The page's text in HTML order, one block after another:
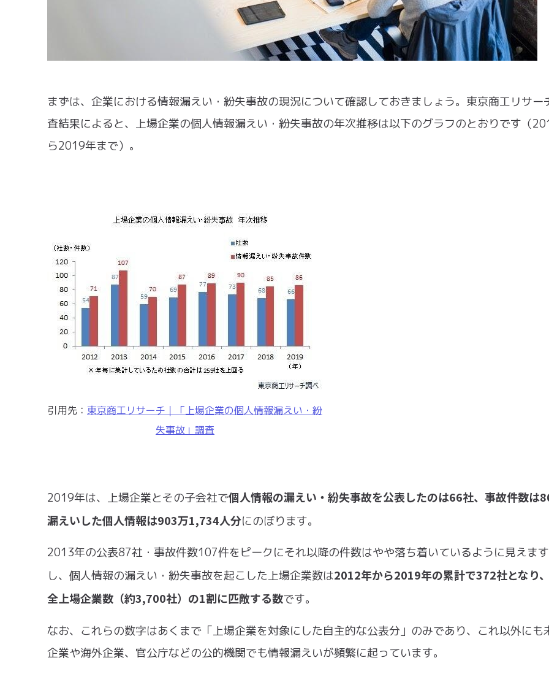
まずは、企業における情報漏えい・紛失事故の現況について確認しておきましょう。東京商工リサー
査結果によると、上場企業の個人情報漏えい・紛失事故の年次推移は以下のグラフのとおりです（
ら2019年まで）。
引用先： 東京商工リサーチ｜「上場企業の個人情報漏えい・紛
失事故」調査
2019年は、上場企業とその子会社で個人情報の漏えい・紛失事故を公表したのは66社、事故件数は
漏えいした個人情報は903万1,734人分にのぼります。
2013年の公表87社・事故件数107件をピークにそれ以降の件数はやや落ち着いているように見えま
し、個人情報の漏えい・紛失事故を起こした上場企業数は2012年から2019年の累計で372社となり
全上場企業数（約3,700社）の1割に匹敵する数です。
なお、これらの数字はあくまで「上場企業を対象にした自主的な公表分」のみであり、これ以外にも
企業や海外企業、官公庁などの公的機関でも情報漏えいが頻繁に起っています。